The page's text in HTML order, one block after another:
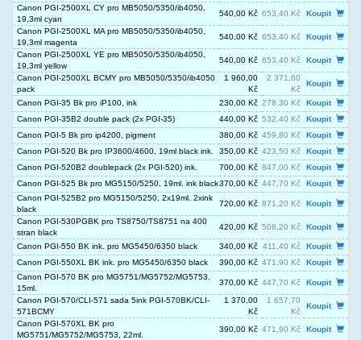
Canon PGI-2500XL CY pro MB5050/5350/ib4050,
19,3ml cyan
540,00 Kč 653,40 Kč
Koupit
Canon PGI-2500XL MA pro MB5050/5350/ib4050,
19,3ml magenta
540,00 Kč 653,40 Kč
Koupit
Canon PGI-2500XL YE pro MB5050/5350/ib4050,
19,3ml yellow
540,00 Kč 653,40 Kč
Koupit
Canon PGI-2500XL BCMY pro MB5050/5350/ib4050
pack
1 960,00
Kč
2 371,60
Kč
Koupit
Canon PGI-35 Bk pro iP100, ink 230,00 Kč 278,30 Kč
Koupit
Canon PGI-35B2 double pack (2x PGI-35)
440,00 Kč 532,40 Kč
Koupit
Canon PGI-5 Bk pro ip4200, pigment
380,00 Kč 459,80 Kč
Koupit
Canon PGI-520 Bk pro IP3600/4600, 19ml black ink.
350,00 Kč 423,50 Kč
Koupit
Canon PGI-520B2 doublepack (2x PGI-520) ink.
700,00 Kč 847,00 Kč
Koupit
Canon PGI-525 Bk pro MG5150/5250, 19ml. ink black370,00 Kč 447,70 Kč
Koupit
Canon PGI-525B2 pro MG5150/5250, 2x19ml. 2xink
black
720,00 Kč 871,20 Kč
Koupit
Canon PGI-530PGBK pro TS8750/TS8751 na 400
stran black
420,00 Kč 508,20 Kč Koupit
Canon PGI-550 BK ink. pro MG5450/6350 black 340,00 Kč 411,40 Kč
Koupit
Canon PGI-550XL BK ink. pro MG5450/6350 black
390,00 Kč 471,90 Kč
Koupit
Canon PGI-570 BK pro MG5751/MG5752/MG5753,
15ml.
370,00 Kč 447,70 Kč
Koupit
Canon PGI-570/CLI-571 sada 5ink PGI-570BK/CLI-
571BCMY
1 370,00
Kč
1 657,70
Kč
Koupit
Canon PGI-570XL BK pro
MG5751/MG5752/MG5753, 22ml.
390,00 Kč 471,90 Kč Koupit